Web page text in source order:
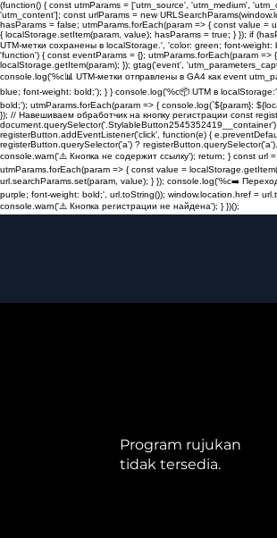
(function() { const utmParams = ['utm_source', 'utm_medium',
'utm_content']; const urlParams = new
hasParams = false; utmParams.forEach(param => { const value =
{ localStorage.setItem(param, value); hasParams = true; } }); if
UTM-метки сохранены в localStorage.', 'color: green; font-
'function') { const eventParams = {}; utmParams.forEach(param =>
localStorage.getItem(param); }); gtag('event',
console.log('%c📊 UTM-метки отправлены в GA4 как event
blue; font-weight: bold;'); } } console.log('%c📦 UTM в
bold;'); utmParams.forEach(param => { console.log(`${param}:
}); // Навешиваем обработчик на кнопку регистрации const
registerButton.addEventListener('click', function(e) {
registerButton.querySelector('a') ?
console.warn('⚠️ Кнопка не содержит ссылку'); return; } const url =
utmParams.forEach(param => { const value =
url.searchParams.set(param, value); } }); console.log('%c➡️
purple; font-weight: bold;', url.toString()); window.location.href =
console.warn('⚠️ Кнопка регистрации не найдена'); } })();
Program rujukan
tidak tersedia.